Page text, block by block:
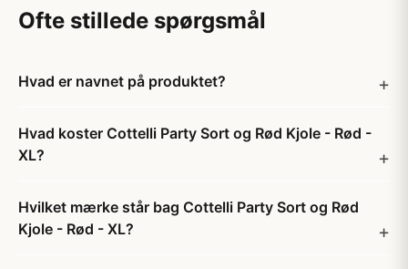
Ofte stillede spørgsmål
Hvad er navnet på produktet?
Hvad koster Cottelli Party Sort og Rød Kjole - Rød -
XL?
Hvilket mærke står bag Cottelli Party Sort og Rød
Kjole - Rød - XL?